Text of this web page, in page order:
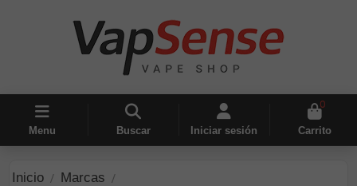
Menu Buscar Iniciar sesión
0
Carrito
Inicio
Marcas